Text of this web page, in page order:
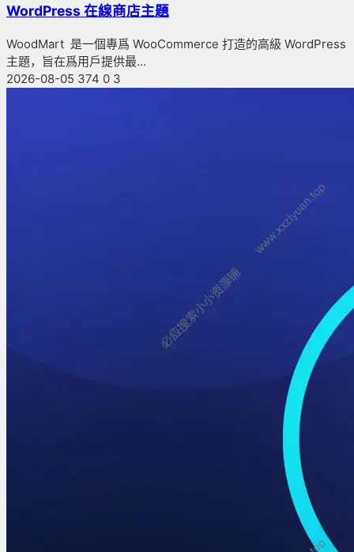
WordPress 在線商店主題
WoodMart 是一個專爲 WooCommerce 打造的高級 WordPress
主題，旨在爲用戶提供最...
2026-08-05 374 0 3